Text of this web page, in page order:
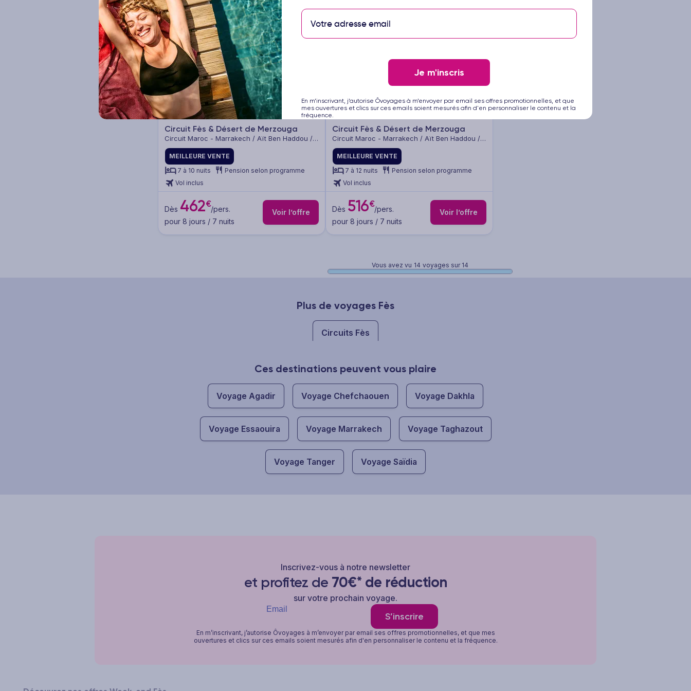
OFFRE BON PLAN 1/17
Circuit Fès & Désert de Merzouga
Circuit Maroc - Marrakech / Aït Ben Haddou /
Gorges du Dadès / Vallée de Todra / Merzouga
/ Fès
MEILLEURE VENTE
7 à 10 nuits
Pension selon programme
Vol inclus
Dès 462€/pers.
pour 8 jours / 7 nuits
Voir l’offre
1/17
Circuit Fès & Désert de Merzouga
Circuit Maroc - Marrakech / Aït Ben Haddou /
Gorges du Dadès / Vallée de Todra / Merzouga
/ Fès
MEILLEURE VENTE
7 à 12 nuits
Pension selon programme
Vol inclus
Dès 516€/pers.
pour 8 jours / 7 nuits
Voir l’offre
Vous avez vu 14 voyages sur 14
Plus de voyages Fès
Circuits Fès
Ces destinations peuvent vous plaire
Voyage Agadir Voyage Chefchaouen Voyage Dakhla
Voyage Essaouira Voyage Marrakech Voyage Taghazout
Voyage Tanger Voyage Saïdia
Inscrivez-vous à notre newsletter
et profitez de 70€* de réduction
sur votre prochain voyage.
S’inscrire
En m’inscrivant, j’autorise Ôvoyages à m’envoyer par email ses offres promotionnelles, et que mes
ouvertures et clics sur ces emails soient mesurés afin d'en personnaliser le contenu et la fréquence.
Je m'inscris
En m’inscrivant, j’autorise Ôvoyages à m’envoyer par email ses offres promotionnelles, et que
mes ouvertures et clics sur ces emails soient mesurés afin d'en personnaliser le contenu et la
fréquence.